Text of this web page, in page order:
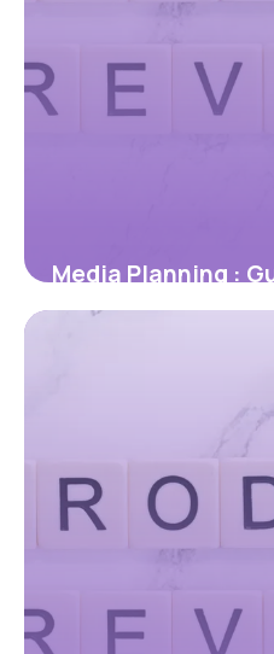
Media Planning :
Complète 2026